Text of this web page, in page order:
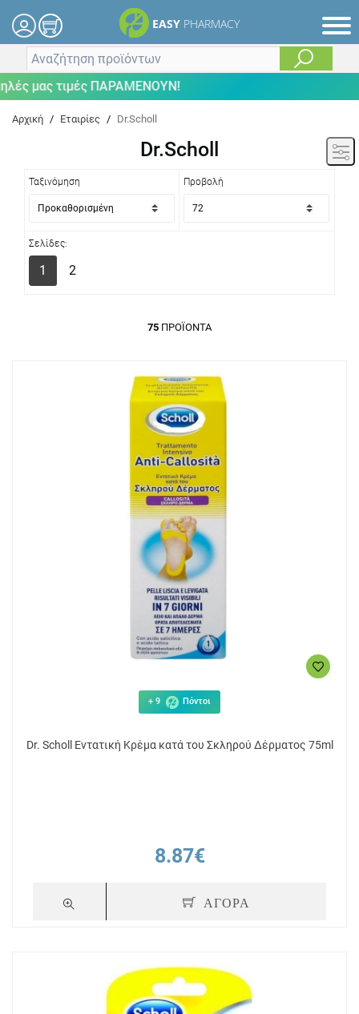
EASY PHARMACY
τιμές ΠΑΡΑΜΕΝΟΥΝ!
Αρχική / Εταιρίες / Dr.Scholl
Dr.Scholl
Ταξινόμηση Προβολή
Σελίδες:
1 2
75 ΠΡΟΪΌΝΤΑ
+ 9 Πόντοι
Dr. Scholl Εντατική Κρέμα κατά του Σκληρού Δέρματος 75ml
8.87€
ΑΓΟΡΑ